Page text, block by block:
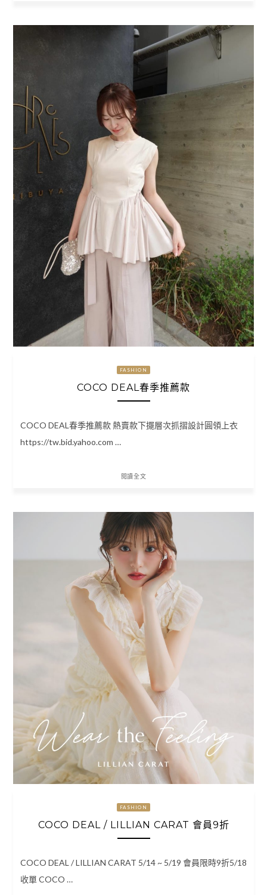
FASHION
COCO DEAL春季推薦款
COCO DEAL春季推薦款 熱賣款下擺層次抓摺設計圓領上衣
https://tw.bid.yahoo.com …
閱讀全文
FASHION
COCO DEAL / LILLIAN CARAT 會員9折
COCO DEAL / LILLIAN CARAT 5/14 ~ 5/19 會員限時9折5/18
收單 COCO …